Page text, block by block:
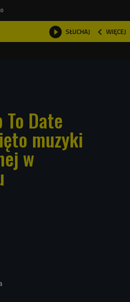
 SŁUCHAJ  WIĘCEJ

Date
muzyki
w